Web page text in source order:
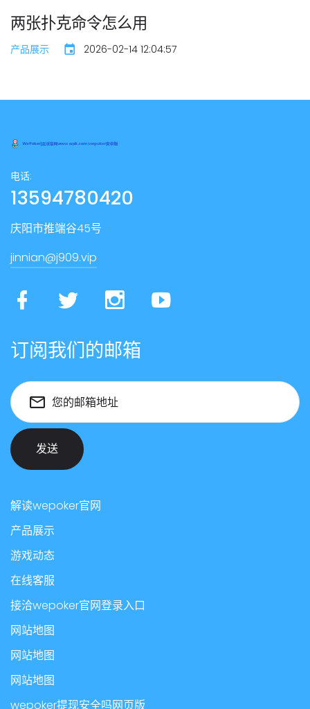
两张扑克命令怎么用
产品展示 2026-02-14 12:04:57
电话:
13594780420
庆阳市推端谷45号
jinnian@j909.vip
订阅我们的邮箱
您的邮箱地址
发送
解读wepoker官网
产品展示
游戏动态
在线客服
接洽wepoker官网登录入口
网站地图
网站地图
网站地图
wepoker提现安全吗网页版